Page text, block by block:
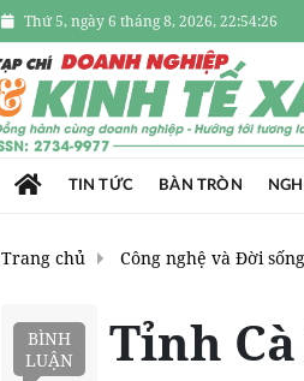
Thứ 5, ngày 6 tháng 8, 2026, 22:54:26
TIN TỨC BÀN TRÒN
Trang chủ Công nghệ và Đời sống
BÌNH
LUẬN
Tỉnh